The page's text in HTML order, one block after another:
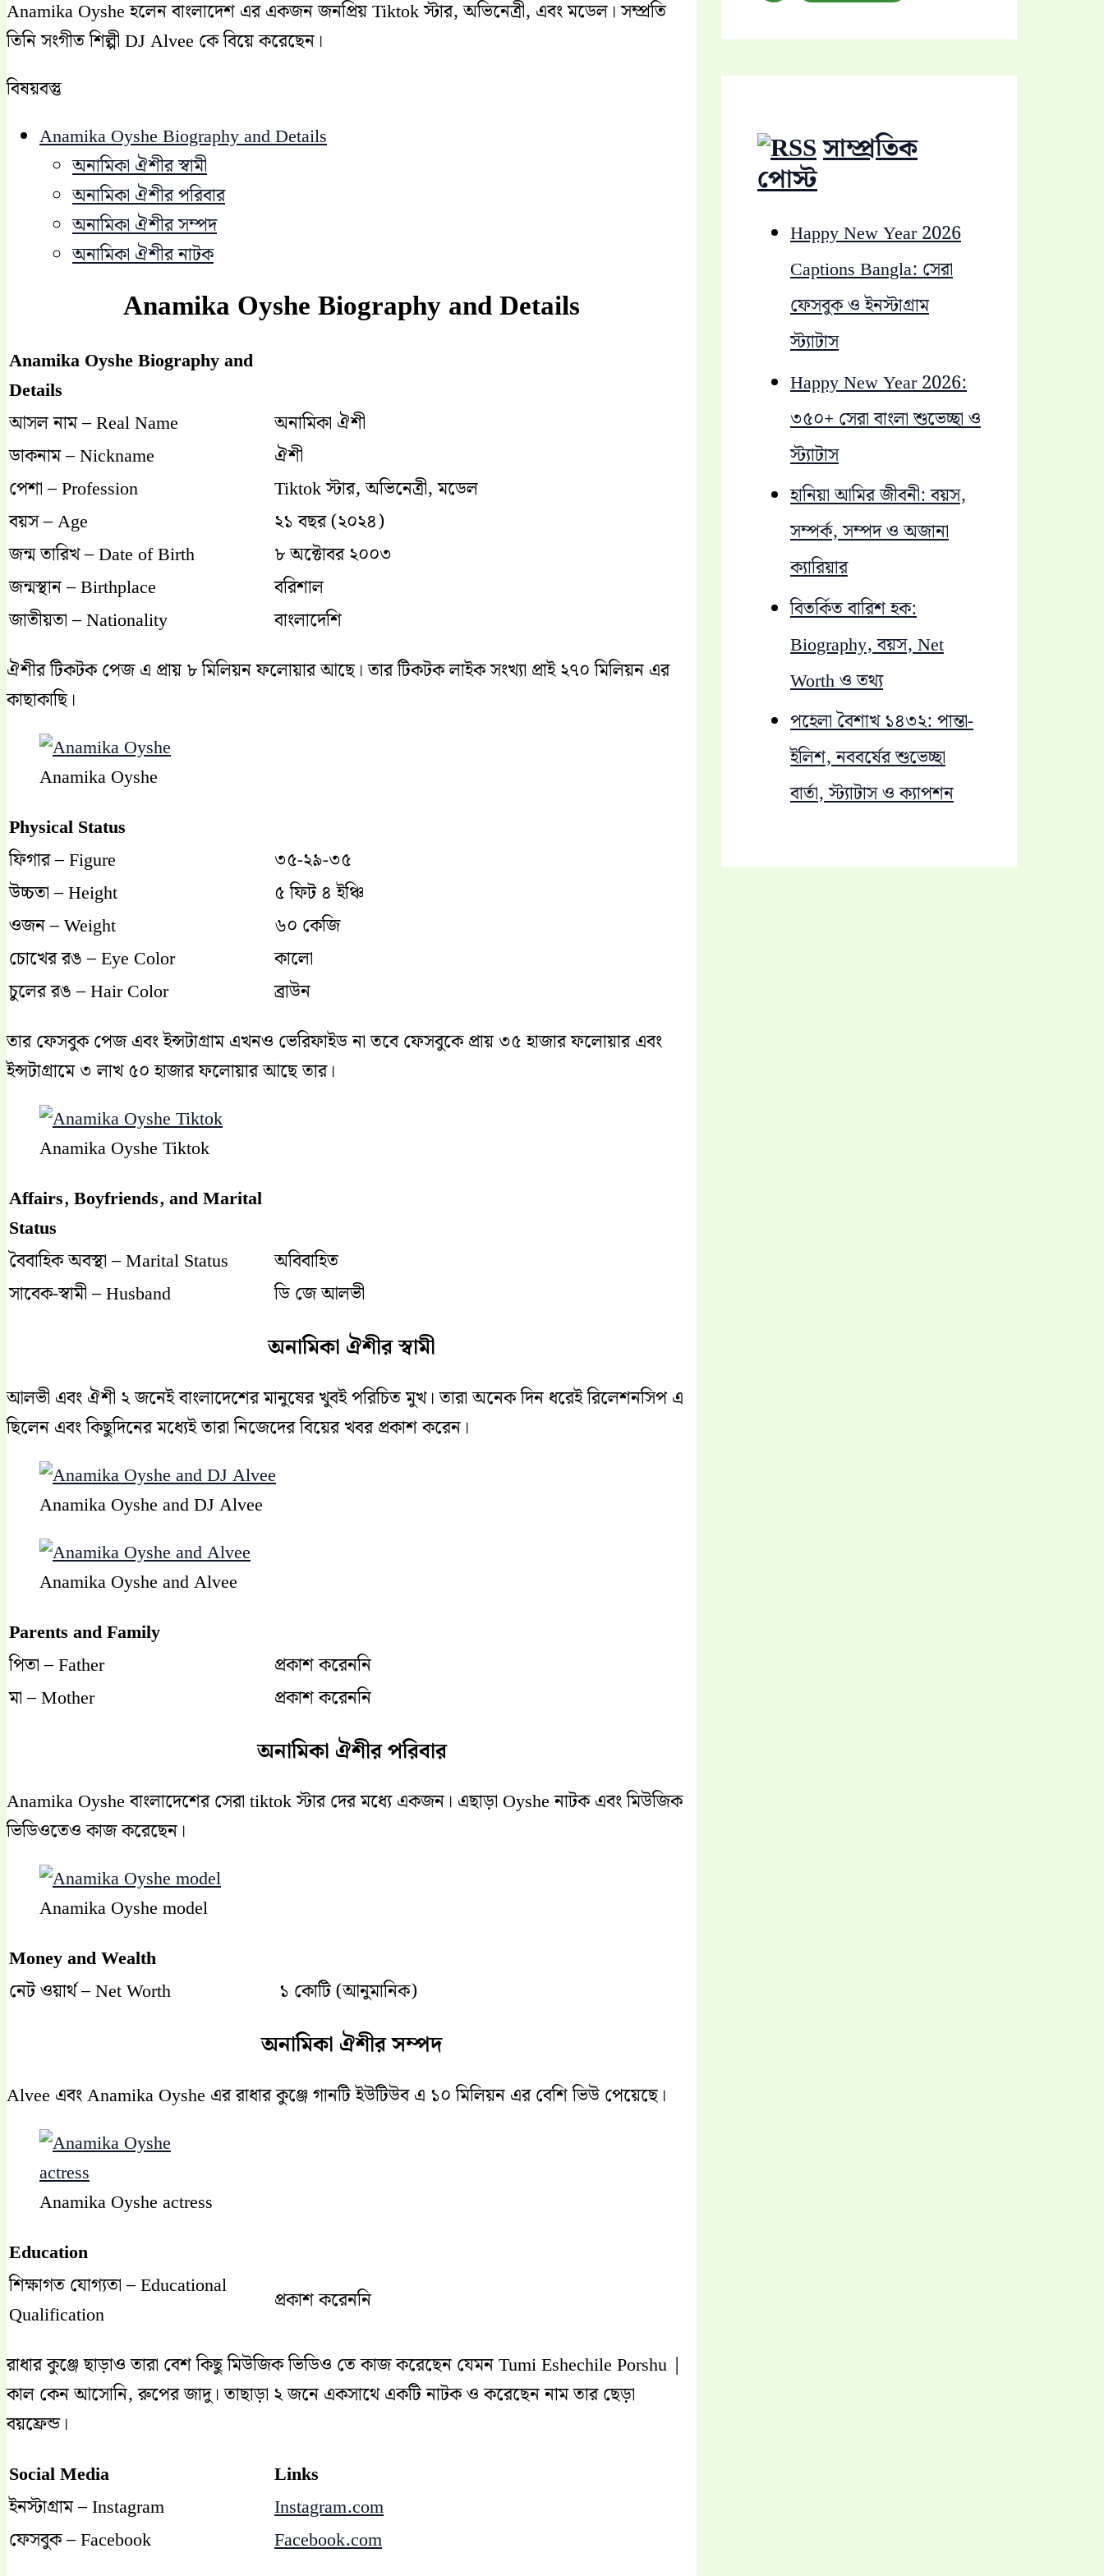
Anamika Oyshe হলেন বাংলাদেশ এর একজন জনপ্রিয় Tiktok স্টার, অভিনেত্রী, এবং মডেল। সম্প্রতি
তিনি সংগীত শিল্পী DJ Alvee কে বিয়ে করেছেন।
বিষয়বস্তু
Anamika Oyshe Biography and Details
অনামিকা ঐশীর স্বামী
অনামিকা ঐশীর পরিবার
অনামিকা ঐশীর সম্পদ
অনামিকা ঐশীর নাটক
Anamika Oyshe Biography and Details
Anamika Oyshe Biography and
Details
আসল নাম – Real Name
অনামিকা ঐশী
ডাকনাম – Nickname
ঐশী
পেশা – Profession
Tiktok স্টার, অভিনেত্রী, মডেল
বয়স – Age
২১ বছর (২০২৪)
জন্ম তারিখ – Date of Birth
৮ অক্টোবর ২০০৩
জন্মস্থান – Birthplace
বরিশাল
জাতীয়তা – Nationality
বাংলাদেশি
ঐশীর টিকটক পেজ এ প্রায় ৮ মিলিয়ন ফলোয়ার আছে। তার টিকটক লাইক সংখ্যা প্রাই ২৭০ মিলিয়ন এর
কাছাকাছি।
Anamika Oyshe
Physical Status
ফিগার – Figure
৩৫-২৯-৩৫
উচ্চতা – Height
৫ ফিট ৪ ইঞ্চি
ওজন – Weight
৬০ কেজি
চোখের রঙ – Eye Color
কালো
চুলের রঙ – Hair Color
ব্রাউন
তার ফেসবুক পেজ এবং ইন্সটাগ্রাম এখনও ভেরিফাইড না তবে ফেসবুকে প্রায় ৩৫ হাজার ফলোয়ার এবং
ইন্সটাগ্রামে ৩ লাখ ৫০ হাজার ফলোয়ার আছে তার।
Anamika Oyshe Tiktok
Affairs, Boyfriends, and Marital
Status
বৈবাহিক অবস্থা – Marital Status
অবিবাহিত
সাবেক-স্বামী – Husband
ডি জে আলভী
অনামিকা ঐশীর স্বামী
আলভী এবং ঐশী ২ জনেই বাংলাদেশের মানুষের খুবই পরিচিত মুখ। তারা অনেক দিন ধরেই রিলেশনসিপ এ
ছিলেন এবং কিছুদিনের মধ্যেই তারা নিজেদের বিয়ের খবর প্রকাশ করেন।
Anamika Oyshe and DJ Alvee
Anamika Oyshe and Alvee
Parents and Family
পিতা – Father
প্রকাশ করেননি
মা – Mother
প্রকাশ করেননি
অনামিকা ঐশীর পরিবার
Anamika Oyshe বাংলাদেশের সেরা tiktok স্টার দের মধ্যে একজন। এছাড়া Oyshe নাটক এবং মিউজিক
ভিডিওতেও কাজ করেছেন।
Anamika Oyshe model
Money and Wealth
নেট ওয়ার্থ – Net Worth
১ কোটি (আনুমানিক)
অনামিকা ঐশীর সম্পদ
Alvee এবং Anamika Oyshe এর রাধার কুঞ্জে গানটি ইউটিউব এ ১০ মিলিয়ন এর বেশি ভিউ পেয়েছে।
Anamika Oyshe actress
Education
শিক্ষাগত যোগ্যতা – Educational
Qualification
প্রকাশ করেননি
রাধার কুঞ্জে ছাড়াও তারা বেশ কিছু মিউজিক ভিডিও তে কাজ করেছেন যেমন Tumi Eshechile Porshu |
কাল কেন আসোনি, রুপের জাদু। তাছাড়া ২ জনে একসাথে একটি নাটক ও করেছেন নাম তার ছেড়া
বয়ফ্রেন্ড।
Social Media
Links
ইনস্টাগ্রাম – Instagram
Instagram.com
ফেসবুক – Facebook
Facebook.com
h
f
o
সাম্প্রতিক
পোস্ট
Happy New Year 2026
Captions Bangla: সেরা
ফেসবুক ও ইনস্টাগ্রাম
স্ট্যাটাস
Happy New Year 2026:
৩৫০+ সেরা বাংলা শুভেচ্ছা ও
স্ট্যাটাস
হানিয়া আমির জীবনী: বয়স,
সম্পর্ক, সম্পদ ও অজানা
ক্যারিয়ার
বিতর্কিত বারিশ হক:
Biography, বয়স, Net
Worth ও তথ্য
পহেলা বৈশাখ ১৪৩২: পান্তা-
ইলিশ, নববর্ষের শুভেচ্ছা
বার্তা, স্ট্যাটাস ও ক্যাপশন